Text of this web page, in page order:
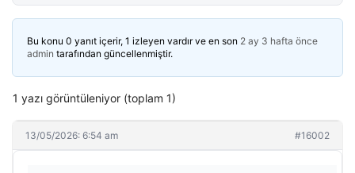
Bu konu 0 yanıt içerir, 1 izleyen vardır ve en son 2 ay 3 hafta önce
admin tarafından güncellenmiştir.
1 yazı görüntüleniyor (toplam 1)
13/05/2026: 6:54 am #16002